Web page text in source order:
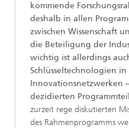
kommende
deshalb in allen
zwischen Wissenschaft
die Beteiligung der
wichtig ist allerdings
Schlüsseltechnologien
Innovationsnetzwerken
dezidierten
zurzeit rege diskutierten
des Rahmenprogramms